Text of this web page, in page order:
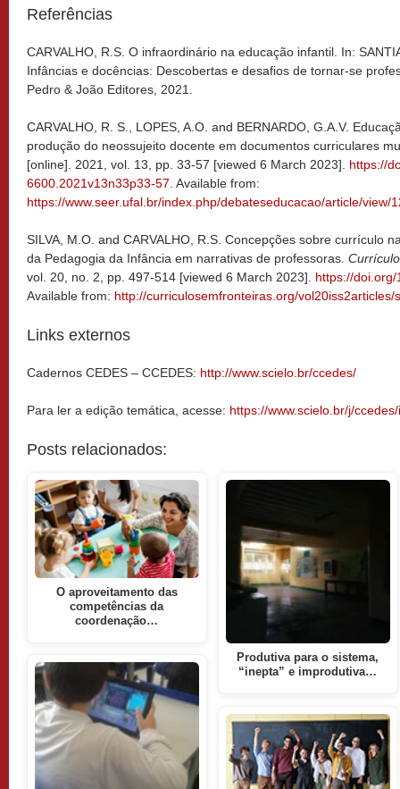
Referências
CARVALHO, R.S. O infraordinário na educação infantil. In:
Infâncias e docências: Descobertas e desafios de tornar-se
Pedro & João Editores, 2021.
CARVALHO, R. S., LOPES, A.O. and BERNARDO, G.A.V.
produção do neossujeito docente em documentos curriculares
[online]. 2021, vol. 13, pp. 33-57 [viewed 6 March 2023]. https://
6600.2021v13n33p33-57 . Available from:
https://www.seer.ufal.br/index.php/debateseducacao/article/view/
SILVA, M.O. and CARVALHO, R.S. Concepções sobre currículo
da Pedagogia da Infância em narrativas de professoras.
vol. 20, no. 2, pp. 497-514 [viewed 6 March 2023]. https://
Available from: http://curriculosemfronteiras.org/vol20iss2articles/
Links externos
Cadernos CEDES – CCEDES: http://www.scielo.br/ccedes/
Para ler a edição temática, acesse: https://www.scielo.br/j/
Posts relacionados:
O aproveitamento das
competências da
coordenação…
Produtiva para o sistema,
“inepta” e improdutiva…